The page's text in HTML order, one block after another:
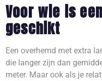
Voor wie is
geschikt
Een overhemd met extra
die langer zijn dan
meter. Maar ook als je